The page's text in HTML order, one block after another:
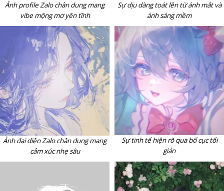
Ảnh profile Zalo chân dung mang
vibe mộng mơ yên tĩnh
Sự dịu dàng toát lên từ ánh mắt và
ánh sáng mềm
Ảnh đại diện Zalo chân dung mang
cảm xúc nhẹ sâu
Sự tinh tế hiện rõ qua bố cục tối
giản